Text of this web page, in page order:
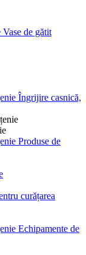
Vase de gătit
Îngrijire casnică,
Produse de
curățarea
Echipamente de